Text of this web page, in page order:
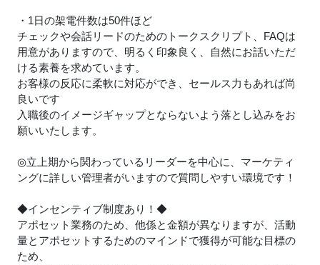
・1日の架電件数は50件ほど
チェックや会話リードのためのトークスクリプト、FAQは
用意がありますので、明るく印象良く、自然にお話いただ
ける素養を求めています。
お客様の反応に柔軟に対応ができ、セールス力もあれば尚
良いです
入職後のイメージギャップとならないよう落とし込みをお
願いいたします。
◎立上期から関わっているリーダーを中心に、マーケティ
ングに詳しい管理者がいますので質問しやすい環境です！
◆インセンティブ制度あり！◆
アポセット業務のため、他係と金額が異なりますが、活動
量とアポセットするためのマインドで獲得が可能な目標の
ため、